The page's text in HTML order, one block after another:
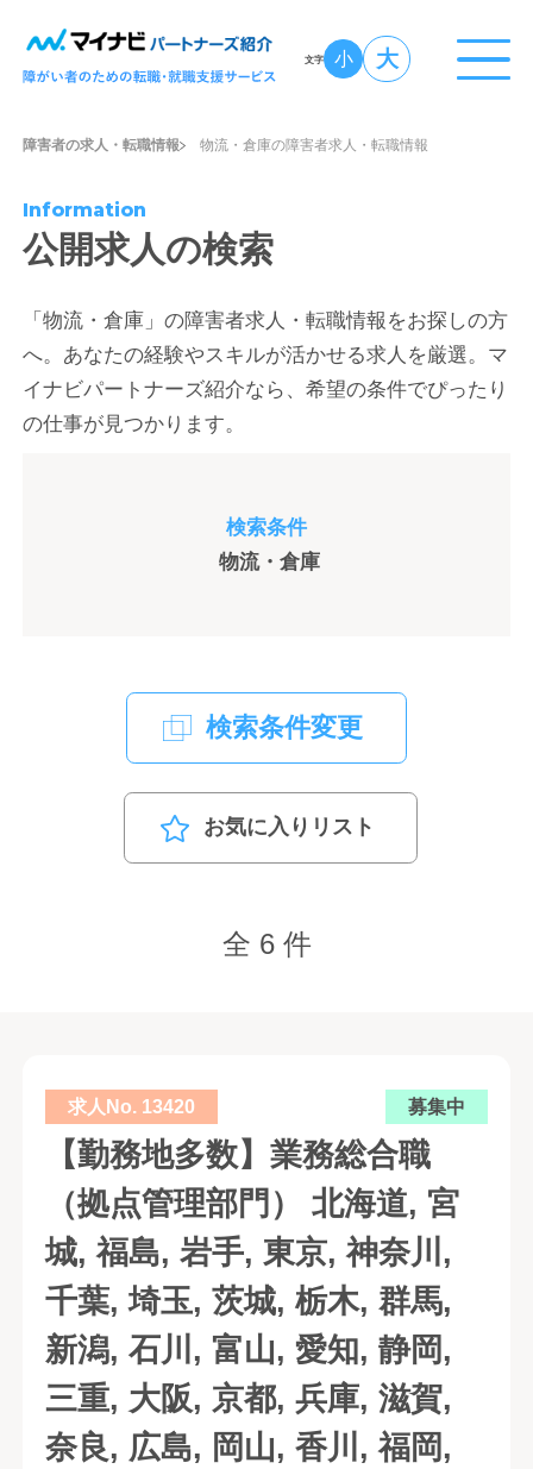
文字 小 大
障害者の求人・転職情報 物流・倉庫の障害者求人・転職情報
Information
公開求人の検索
「物流・倉庫」の障害者求人・転職情報をお探しの方
へ。あなたの経験やスキルが活かせる求人を厳選。マ
イナビパートナーズ紹介なら、希望の条件でぴったり
の仕事が見つかります。
検索条件
物流・倉庫
検索条件変更
お気に入りリスト
全 6 件
求人No. 13420 募集中
【勤務地多数】業務総合職
（拠点管理部門） 北海道, 宮
城, 福島, 岩手, 東京, 神奈川,
千葉, 埼玉, 茨城, 栃木, 群馬,
新潟, 石川, 富山, 愛知, 静岡,
三重, 大阪, 京都, 兵庫, 滋賀,
奈良, 広島, 岡山, 香川, 福岡,